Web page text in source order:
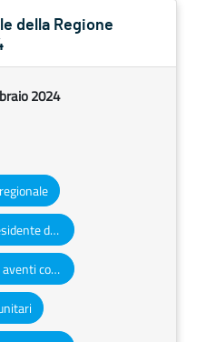
della Regione
2024
Decreti e ordinanze del Presidente della Giunta regionale
Determinazioni dirigenziali aventi contenuto di interesse generale